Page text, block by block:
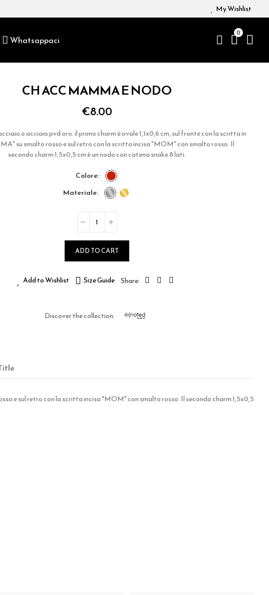
My Wishlist
Whatsappaci
0
CH ACC MAMMA E NODO
€8.00
o acciaio pvd oro: il primo charm è ovale 1,1x0,6 cm, sul fronte con la scritta in
su smalto rosso e sul retro con la scritta incisa "MOM" con smalto rosso. Il
secondo charm 1,5x0,5 cm è un nodo con catena snake 8 lati.
colore
materiale
ADD TO CART
Add to Wishlist Size Guide
Discover the collection:
e sul retro con la scritta incisa "MOM" con smalto rosso. Il secondo charm 1,5x0,5